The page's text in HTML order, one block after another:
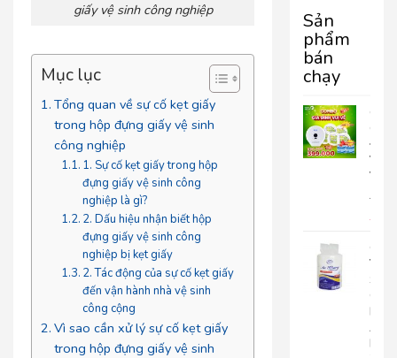
giấy vệ sinh công nghiệp
Mục lục
Tổng quan về sự cố kẹt giấy
trong hộp đựng giấy vệ sinh
công nghiệp
1. Sự cố kẹt giấy trong hộp
đựng giấy vệ sinh công
nghiệp là gì?
2. Dấu hiệu nhận biết hộp
đựng giấy vệ sinh công
nghiệp bị kẹt giấy
2. Tác động của sự cố kẹt giấy
đến vận hành nhà vệ sinh
công cộng
Vì sao cần xử lý sự cố kẹt giấy
trong hộp đựng giấy vệ sinh
Phòng Tắm
Resort
Sản
phẩm
bán
chạy
GIA
VUI
VẺ
Giấy
Vệ
Sinh
Lớn
An